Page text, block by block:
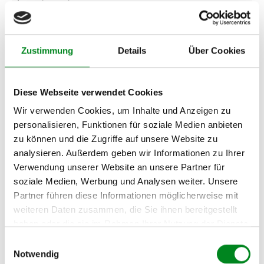
Zustimmung Details Über Cookies
Diese Webseite verwendet Cookies
Wir verwenden Cookies, um Inhalte und Anzeigen zu
personalisieren, Funktionen für soziale Medien anbieten
zu können und die Zugriffe auf unsere Website zu
analysieren. Außerdem geben wir Informationen zu Ihrer
Verwendung unserer Website an unsere Partner für
soziale Medien, Werbung und Analysen weiter. Unsere
Partner führen diese Informationen möglicherweise mit
weiteren Daten zusammen, die Sie ihnen bereitgestellt
Notwendig
(KT0/1) 2.0 dCi GT
(KT11, KT1E,
RENAULT VEL
SATIS (BJ0_) 2.0
dCi (BJ03, BJ0B)
01.2006 127
Zur exakten Fahrzeug-Identifizierung können Sie auch unseren
Support kontaktieren (
Wir benötigen folgende Fahrzeugdaten:Schlüsselnummerzu 2
(2.1) und zu 3 (2.2) oder Fahrgestellnummer.
Passendes Fahrzeug nicht dabei?
Fahrzeug-Suche für AT-Turbolader